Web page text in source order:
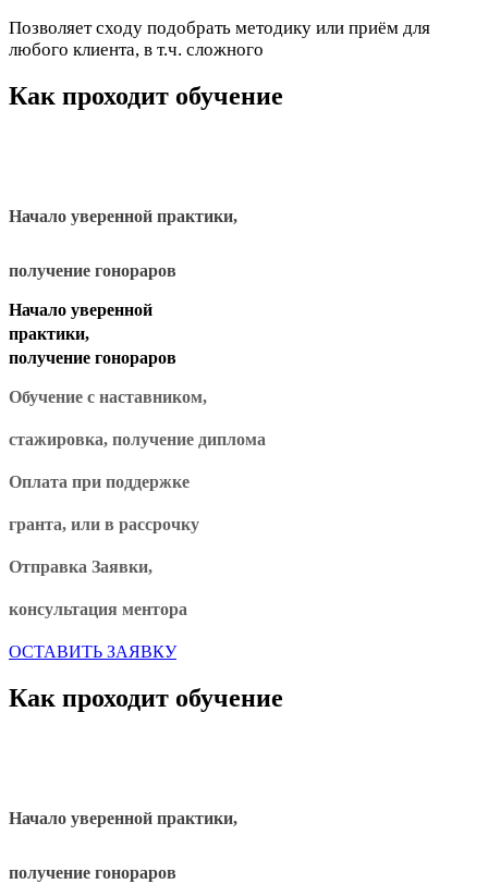
Позволяет сходу подобрать методику или приём для
любого клиента, в т.ч. сложного
Как проходит обучение
Начало уверенной практики,
получение гонораров
Начало уверенной
практики,
получение гонораров
Обучение с наставником,
стажировка, получение диплома
Оплата при поддержке
гранта, или в рассрочку
Отправка Заявки,
консультация ментора
ОСТАВИТЬ ЗАЯВКУ
Как проходит обучение
Начало уверенной практики,
получение гонораров